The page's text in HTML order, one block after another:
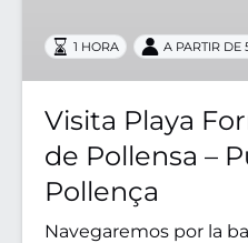
de
Pollensa
Puerto
Pollença
1 HORA A PARTIR DE
Visita Playa
de Pollensa –
Pollença
Navegaremos por la